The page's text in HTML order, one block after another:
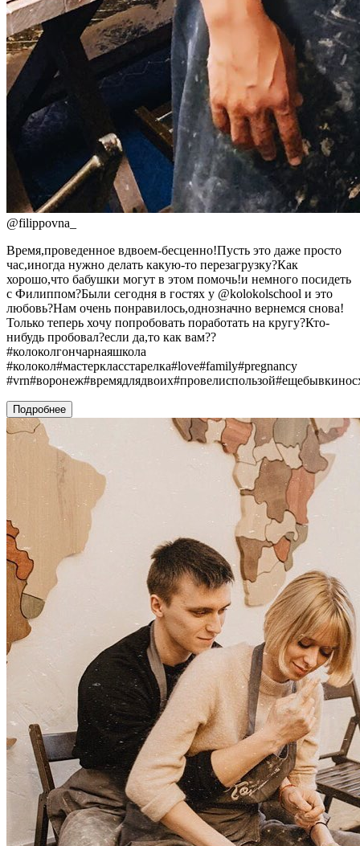
@filippovna_
Время,проведенное вдвоем-бесценно!Пусть это даже просто
час,иногда нужно делать какую-то перезагрузку?Как
хорошо,что бабушки могут в этом помочь!и немного посидеть
с Филиппом?Были сегодня в гостях у @kolokolschool и это
любовь?Нам очень понравилось,однозначно вернемся снова!
Только теперь хочу попробовать поработать на кругу?Кто-
нибудь пробовал?если да,то как вам??
#колоколгончарнаяшкола
#колокол#мастеркласстарелка#love#family#pregnancy
Подробнее